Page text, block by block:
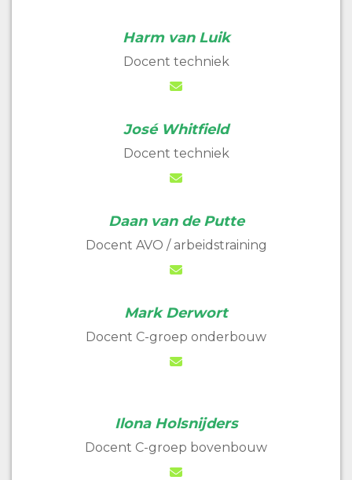
Harm van Luik
Docent techniek
José Whitfield
Docent techniek
Daan van de Putte
Docent AVO / arbeidstraining
Mark Derwort
Docent C-groep onderbouw
Ilona Holsnijders
Docent C-groep bovenbouw